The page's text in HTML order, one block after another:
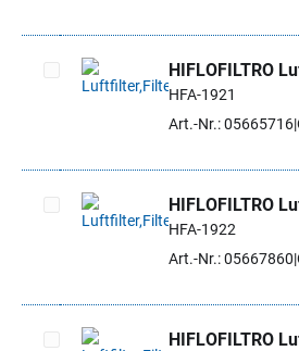
Artikel auswählen
HIFLOFILTRO
HFA-1921
Art.-Nr.: 05665716
Artikel auswählen
HIFLOFILTRO
HFA-1922
Art.-Nr.: 05667860
HIFLOFILTRO